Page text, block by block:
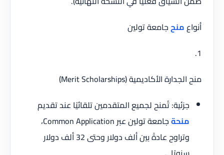
أنواعمنحجامعة تولين
1.
منح الجدارة الأكاديمية (Merit Scholarships)
جزئية: تُمنح لجميع المتقدمين تلقائيًا عند تقديم
منحة
جامعة تولين عبر Common Application،
وتراوح عادةً بين ألف دولار وحتى 32 ألف دولار